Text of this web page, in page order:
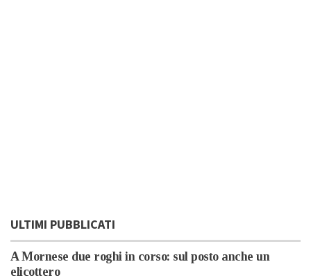
ULTIMI PUBBLICATI
A Mornese due roghi in corso: sul posto anche un
elicottero